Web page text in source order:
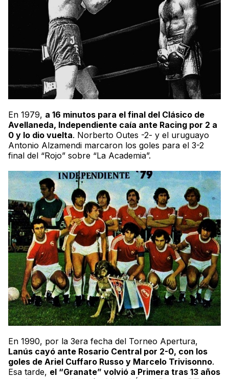
En 1979, a 16 minutos para el final del Clásico de
Avellaneda, Independiente caía ante Racing por 2 a
0 y lo dio vuelta. Norberto Outes -2- y el uruguayo
Antonio Alzamendi marcaron los goles para el 3-2
final del “Rojo” sobre “La Academia”.
En 1990, por la 3era fecha del Torneo Apertura,
Lanús cayó ante Rosario Central por 2-0, con los
goles de Ariel Cuffaro Russo y Marcelo Trivisonno.
Esa tarde, el “Granate” volvió a Primera tras 13 años